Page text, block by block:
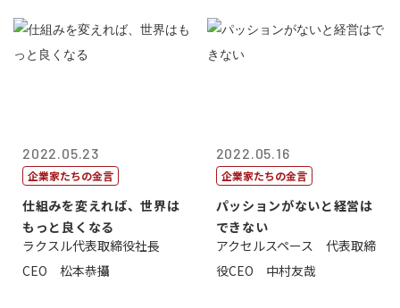
2022.05.23
企業家たちの金言
仕組みを変えれば、世界は
もっと良くなる
ラクスル代表取締役社長
CEO 松本恭攝
2022.05.16
企業家たちの金言
パッションがないと経営は
できない
アクセルスペース 代表取締
役CEO 中村友哉